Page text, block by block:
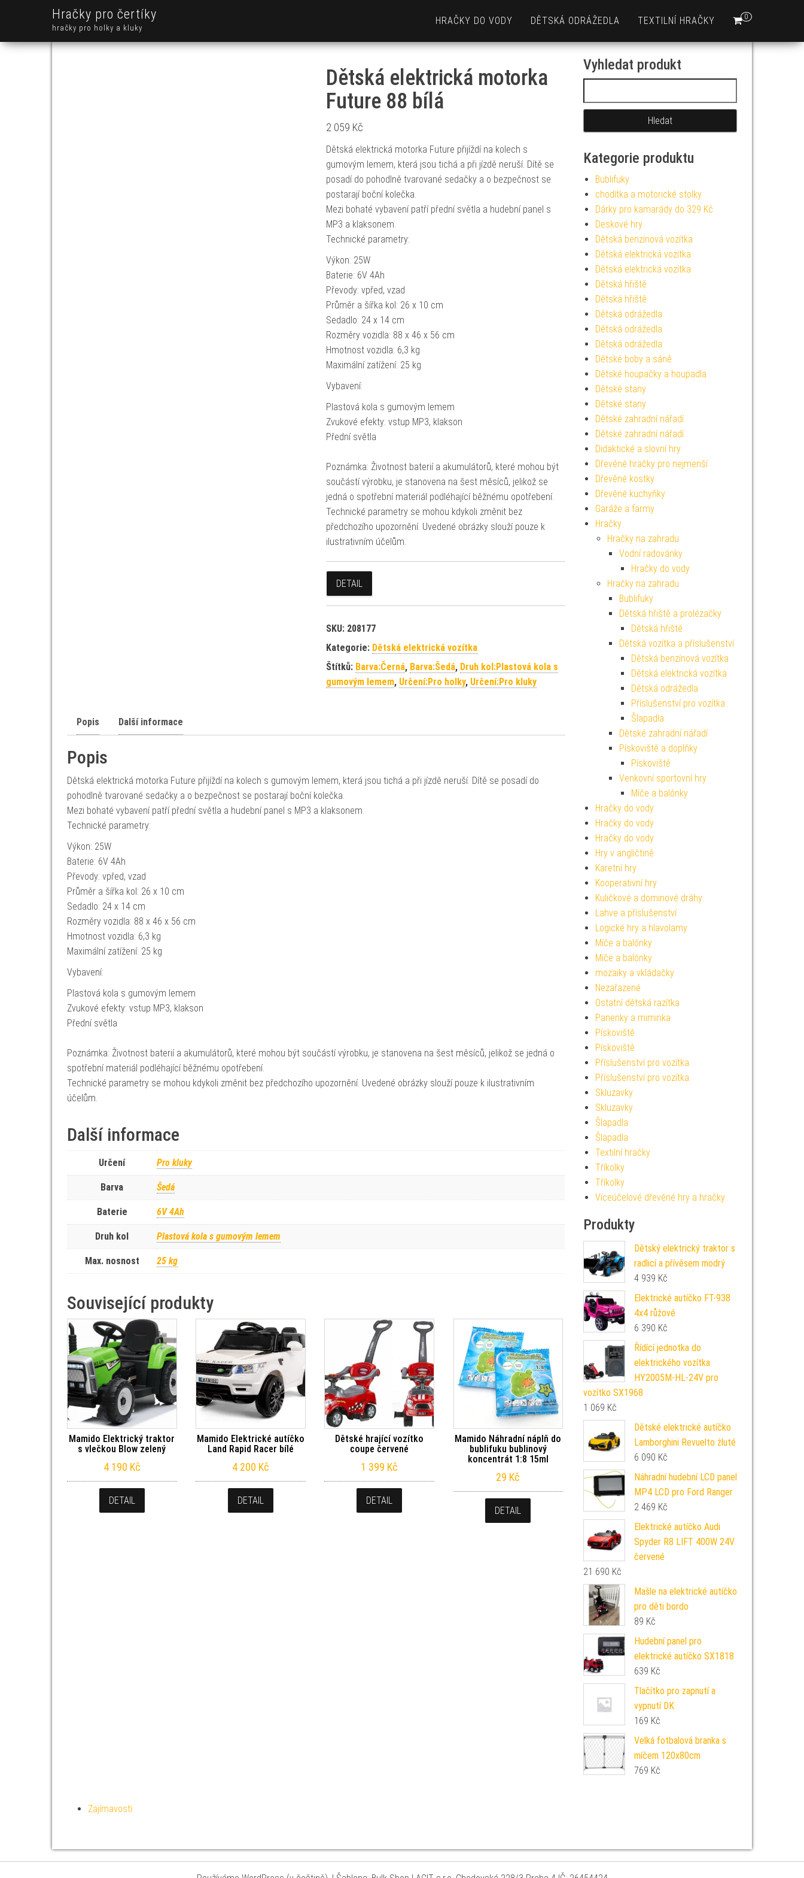
Hračky pro čertíky
hračky pro holky a kluky
0
HRAČKY DO VODY DĚTSKÁ ODRÁŽEDLA TEXTILNÍ HRAČKY
Dětská elektrická motorka
Future 88 bílá
2 059 Kč
Dětská elektrická motorka Future přijíždí na kolech s
gumovým lemem, která jsou tichá a při jízdě neruší. Dítě se
posadí do pohodlně tvarované sedačky a o bezpečnost se
postarají boční kolečka.
Mezi bohaté vybavení patří přední světla a hudební panel s
MP3 a klaksonem.
Technické parametry:
Výkon: 25W
Baterie: 6V 4Ah
Převody: vpřed, vzad
Průměr a šířka kol: 26 x 10 cm
Sedadlo: 24 x 14 cm
Rozměry vozidla: 88 x 46 x 56 cm
Hmotnost vozidla: 6,3 kg
Maximální zatížení: 25 kg
Vybavení:
Plastová kola s gumovým lemem
Zvukové efekty: vstup MP3, klakson
Přední světla
Poznámka: Životnost baterií a akumulátorů, které mohou být
součástí výrobku, je stanovena na šest měsíců, jelikož se
jedná o spotřební materiál podléhající běžnému opotřebení.
Technické parametry se mohou kdykoli změnit bez
předchozího upozornění. Uvedené obrázky slouží pouze k
ilustrativním účelům.
DETAIL
SKU: 208177
Kategorie: Dětská elektrická vozítka
Štítků: Barva:Černá, Barva:Šedá, Druh kol:Plastová kola s
gumovým lemem, Určení:Pro holky, Určení:Pro kluky
Popis Další informace
Popis
Dětská elektrická motorka Future přijíždí na kolech s gumovým lemem, která jsou tichá a při jízdě neruší. Dítě se posadí do
pohodlně tvarované sedačky a o bezpečnost se postarají boční kolečka.
Mezi bohaté vybavení patří přední světla a hudební panel s MP3 a klaksonem.
Technické parametry:
Výkon: 25W
Baterie: 6V 4Ah
Převody: vpřed, vzad
Průměr a šířka kol: 26 x 10 cm
Sedadlo: 24 x 14 cm
Rozměry vozidla: 88 x 46 x 56 cm
Hmotnost vozidla: 6,3 kg
Maximální zatížení: 25 kg
Vybavení:
Plastová kola s gumovým lemem
Zvukové efekty: vstup MP3, klakson
Přední světla
Poznámka: Životnost baterií a akumulátorů, které mohou být součástí výrobku, je stanovena na šest měsíců, jelikož se jedná o
spotřební materiál podléhající běžnému opotřebení.
Technické parametry se mohou kdykoli změnit bez předchozího upozornění. Uvedené obrázky slouží pouze k ilustrativním
účelům.
Další informace
Určení Pro kluky
Barva Šedá
Baterie 6V 4Ah
Druh kol Plastová kola s gumovým lemem
Max. nosnost 25 kg
Související produkty
Mamido Elektrický traktor
s vlečkou Blow zelený
4 190 Kč
DETAIL
Mamido Elektrické autíčko
Land Rapid Racer bílé
4 200 Kč
DETAIL
Dětské hrající vozítko
coupe červené
1 399 Kč
DETAIL
Mamido Náhradní náplň do
bublifuku bublinový
koncentrát 1:8 15ml
29 Kč
DETAIL
Vyhledat produkt
Kategorie produktu
Bublifuky
chodítka a motorické stolky
Dárky pro kamarády do 329 Kč
Deskové hry
Dětská benzínová vozítka
Dětská elektrická vozítka
Dětská elektrická vozítka
Dětská hřiště
Dětská hřiště
Dětská odrážedla
Dětská odrážedla
Dětská odrážedla
Dětské boby a sáně
Dětské houpačky a houpadla
Dětské stany
Dětské stany
Dětské zahradní nářadí
Dětské zahradní nářadí
Didaktické a slovní hry
Dřevěné hračky pro nejmenší
Dřevěné kostky
Dřevěné kuchyňky
Garáže a farmy
Hračky
Hračky na zahradu
Vodní radovánky
Hračky do vody
Hračky na zahradu
Bublifuky
Dětská hřiště a prolézačky
Dětská hřiště
Dětská vozítka a příslušenství
Dětská benzínová vozítka
Dětská elektrická vozítka
Dětská odrážedla
Příslušenství pro vozítka
Šlapadla
Dětské zahradní nářadí
Pískoviště a doplňky
Pískoviště
Venkovní sportovní hry
Míče a balónky
Hračky do vody
Hračky do vody
Hračky do vody
Hry v angličtině
Karetní hry
Kooperativní hry
Kuličkové a dominové dráhy
Lahve a příslušenství
Logické hry a hlavolamy
Míče a balónky
Míče a balónky
mozaiky a vkládačky
Nezařazené
Ostatní dětská razítka
Panenky a miminka
Pískoviště
Pískoviště
Příslušenství pro vozítka
Příslušenství pro vozítka
Skluzavky
Skluzavky
Šlapadla
Šlapadla
Textilní hračky
Tříkolky
Tříkolky
Víceúčelové dřevěné hry a hračky
Produkty
Dětský elektrický traktor s
radlicí a přívěsem modrý
4 939 Kč
Elektrické autíčko FT-938
4x4 růžové
6 390 Kč
Řídící jednotka do
elektrického vozítka
HY2005M-HL-24V pro
vozítko SX1968
1 069 Kč
Dětské elektrické autíčko
Lamborghini Revuelto žluté
6 090 Kč
Náhradní hudební LCD panel
MP4 LCD pro Ford Ranger
2 469 Kč
Elektrické autíčko Audi
Spyder R8 LIFT 400W 24V
červené
21 690 Kč
Mašle na elektrické autíčko
pro děti bordo
89 Kč
Hudební panel pro
elektrické autíčko SX1818
639 Kč
Tlačítko pro zapnutí a
vypnutí DK
169 Kč
Velká fotbalová branka s
míčem 120x80cm
769 Kč
Zajímavosti